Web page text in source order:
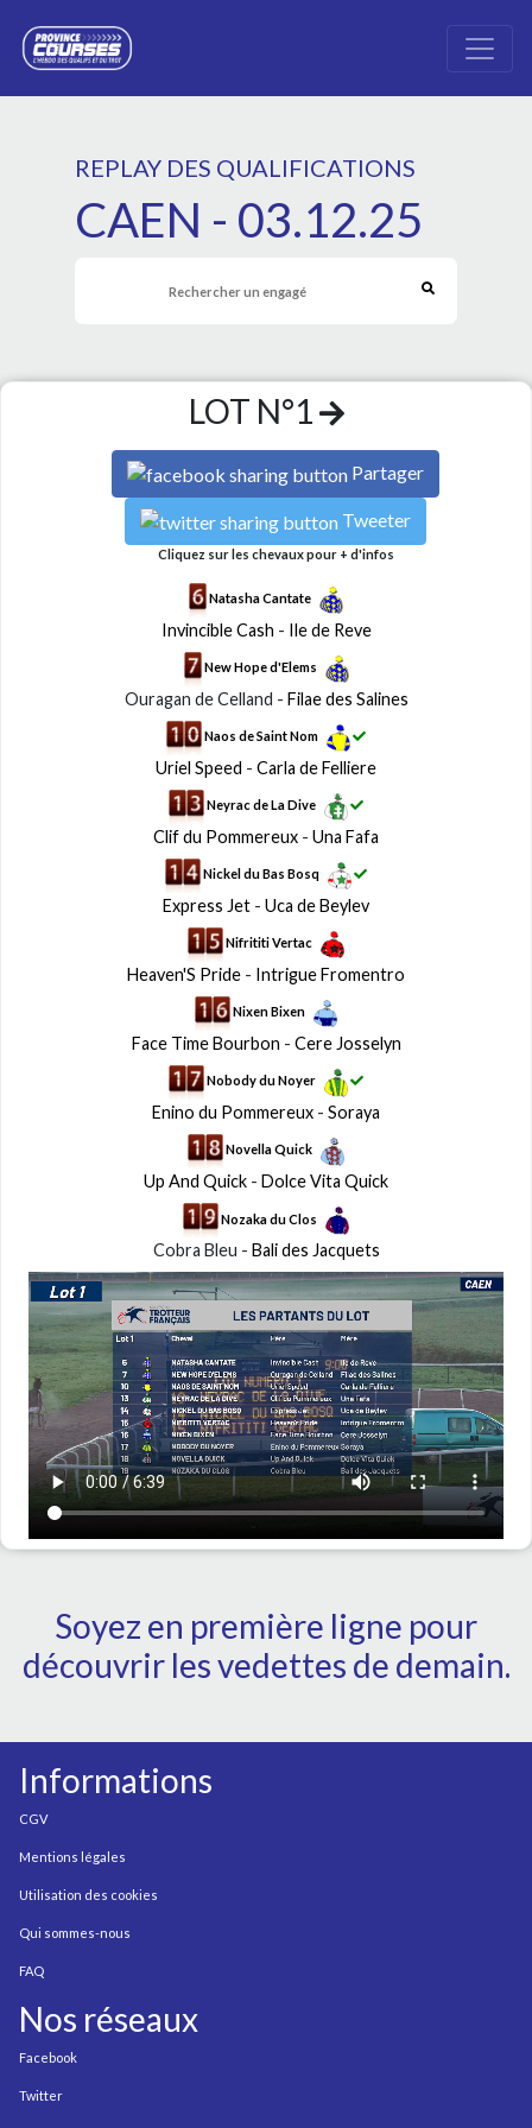
REPLAY DES QUALIFICATIONS
CAEN - 03.12.25
LOT N°1
Partager
Tweeter
Cliquez sur les chevaux pour + d'infos
Natasha Cantate
Invincible Cash - Ile de Reve
New Hope d'Elems
Ouragan de Celland - Filae des Salines
Naos de Saint Nom
Uriel Speed - Carla de Felliere
Neyrac de La Dive
Clif du Pommereux - Una Fafa
Nickel du Bas Bosq
Express Jet - Uca de Beylev
Nifrititi Vertac
Heaven'S Pride - Intrigue Fromentro
Nixen Bixen
Face Time Bourbon - Cere Josselyn
Nobody du Noyer
Enino du Pommereux - Soraya
Novella Quick
Up And Quick - Dolce Vita Quick
Nozaka du Clos
Cobra Bleu - Bali des Jacquets
Soyez en première ligne pour
découvrir les vedettes de demain.
Informations
CGV
Mentions légales
Utilisation des cookies
Qui sommes-nous
FAQ
Nos réseaux
Facebook
Twitter